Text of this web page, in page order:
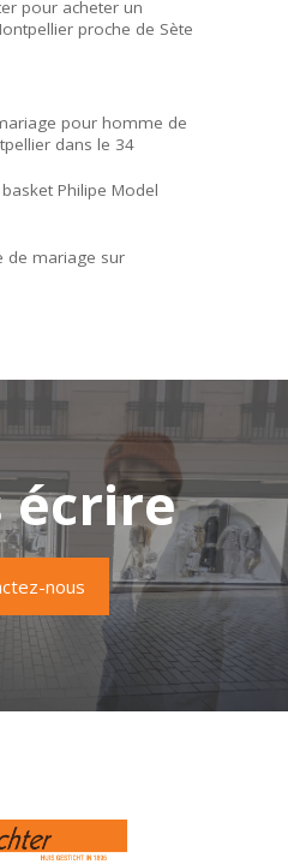
pour acheter un
proche de Sète
pour homme de
dans le 34
Philipe Model
de mariage sur
écrire
nous